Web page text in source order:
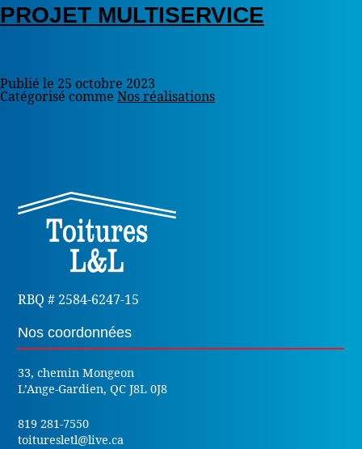
PROJET MULTISERVICE
Publié le 25 octobre 2023
Catégorisé comme Nos réalisations
RBQ # 2584-6247-15
Nos coordonnées
33, chemin Mongeon
L’Ange-Gardien, QC J8L 0J8
819 281-7550
toituresletl@live.ca